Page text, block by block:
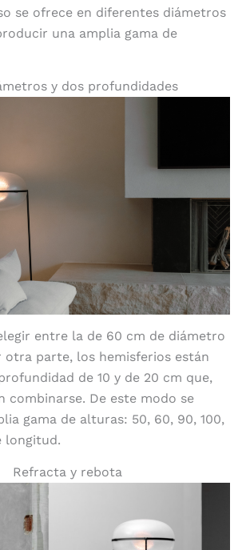
se ofrece en diferentes diámetros
una amplia gama de
y dos profundidades
entre la de 60 cm de diámetro
otra parte, los hemisferios están
de 10 y de 20 cm que,
combinarse. De este modo se
gama de alturas: 50, 60, 90, 100,
longitud.
Refracta y rebota